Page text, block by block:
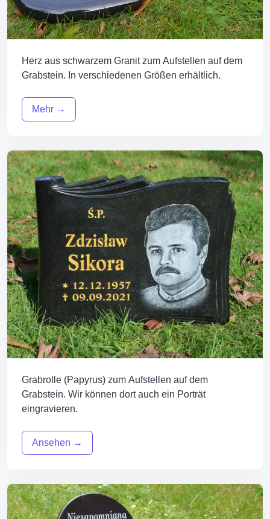
Herz aus schwarzem Granit zum Aufstellen auf dem
Grabstein. In verschiedenen Größen erhältlich.
Mehr →
Grabrolle (Papyrus) zum Aufstellen auf dem
Grabstein. Wir können dort auch ein Porträt
eingravieren.
Ansehen →